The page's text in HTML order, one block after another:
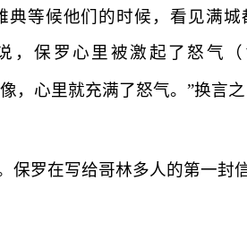
等候他们的时候，看见满
，保罗心里被激起了怒气（
，心里就充满了怒气。”换言之
保罗在写给哥林多人的第一